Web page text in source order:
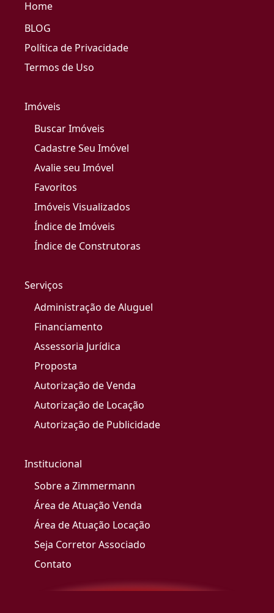
Home
BLOG
Política de Privacidade
Termos de Uso
Imóveis
Buscar Imóveis
Cadastre Seu Imóvel
Avalie seu Imóvel
Favoritos
Imóveis Visualizados
Índice de Imóveis
Índice de Construtoras
Serviços
Administração de Aluguel
Financiamento
Assessoria Jurídica
Proposta
Autorização de Venda
Autorização de Locação
Autorização de Publicidade
Institucional
Sobre a Zimmermann
Área de Atuação Venda
Área de Atuação Locação
Seja Corretor Associado
Contato